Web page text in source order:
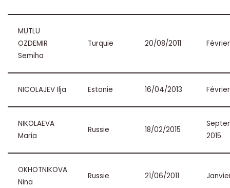
MUTLU
OZDEMIR
Semiha
Turquie 20/08/2011
NICOLAJEV Ilja Estonie 16/04/2013
NIKOLAEVA
Maria
Russie 18/02/2015
2015
OKHOTNIKOVA
Nina
Russie 21/06/2011